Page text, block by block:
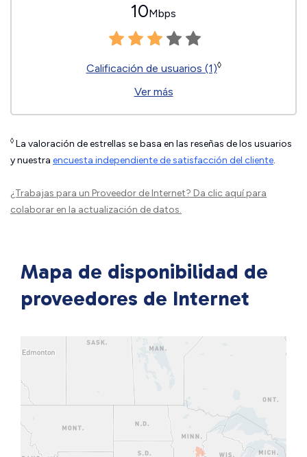
10Mbps
Calificación de usuarios (1)◊
Ver más
◊ La valoración de estrellas se basa en las reseñas de los usuarios
y nuestra encuesta independiente de satisfacción del cliente.
¿Trabajas para un Proveedor de Internet? Da clic aquípara
colaborar en la actualización de datos.
Mapa de disponibilidad de
proveedores de Internet